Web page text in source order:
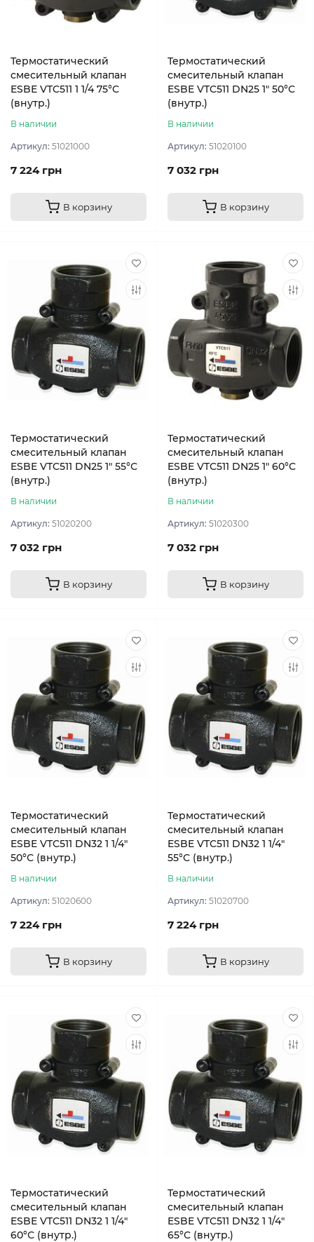
Термостатический
смесительный клапан
ESBE VTC511 1 1/4 75°С
(внутр.)
В наличии
Артикул: 51021000
7 224 грн
В корзину
Термостатический
смесительный клапан
ESBE VTC511 DN25 1″ 50°С
(внутр.)
В наличии
Артикул: 51020100
7 032 грн
В корзину
Термостатический
смесительный клапан
ESBE VTC511 DN25 1″ 55°С
(внутр.)
В наличии
Артикул: 51020200
7 032 грн
В корзину
Термостатический
смесительный клапан
ESBE VTC511 DN25 1″ 60°С
(внутр.)
В наличии
Артикул: 51020300
7 032 грн
В корзину
Термостатический
смесительный клапан
ESBE VTC511 DN32 1 1/4″
50°С (внутр.)
В наличии
Артикул: 51020600
7 224 грн
В корзину
Термостатический
смесительный клапан
ESBE VTC511 DN32 1 1/4″
55°С (внутр.)
В наличии
Артикул: 51020700
7 224 грн
В корзину
Термостатический
смесительный клапан
ESBE VTC511 DN32 1 1/4″
60°С (внутр.)
Термостатический
смесительный клапан
ESBE VTC511 DN32 1 1/4″
65°С (внутр.)